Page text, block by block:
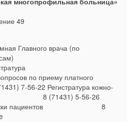
49
Главного врача (по
по приему платного
56-22 Регистратура кожно-
8 (71431) 5-56-26
пациентов 8